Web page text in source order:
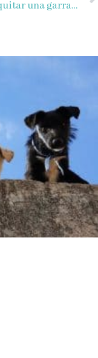
¿Cómo quitar una garrapata?